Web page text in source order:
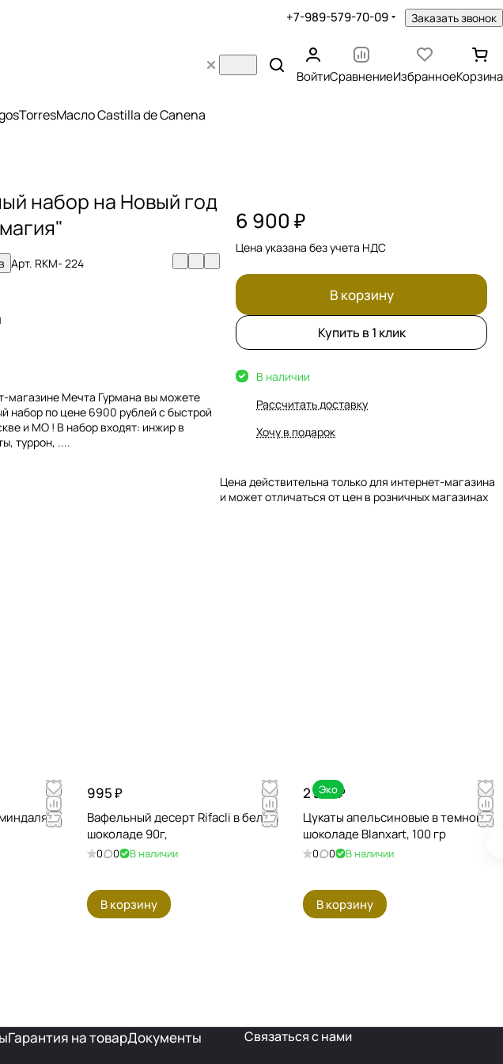
+7-989-579-70-09 Заказать звонок
ВойтиСравнениеИзбранноеКорзина
TorresМасло Castilla de Canena
набор на Новый год
Арт. RKM- 224
магазине Мечта Гурмана вы можете
набор по цене 6900 рублей с быстрой
и МО ! В набор входят: инжир в
туррон, ....
6 900 ₽
Цена указана без учета НДС
В корзину
Купить в 1 клик
В наличии
Рассчитать доставку
Хочу в подарок
Цена действительна только для интернет-магазина
и может отличаться от цен в розничных магазинах
995 ₽
Вафельный десерт Rifacli в белом
шоколаде 90г,
0 0 В наличии
В корзину
Эко
2 310 ₽
Цукаты апельсиновые в темном
шоколаде Blanxart, 100 гр
0 0 В наличии
В корзину
Гарантия на товарДокументы Связаться с нами